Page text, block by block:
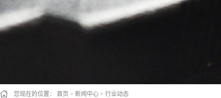
您现在的位置： 首页 > 新闻中心 > 行业动态